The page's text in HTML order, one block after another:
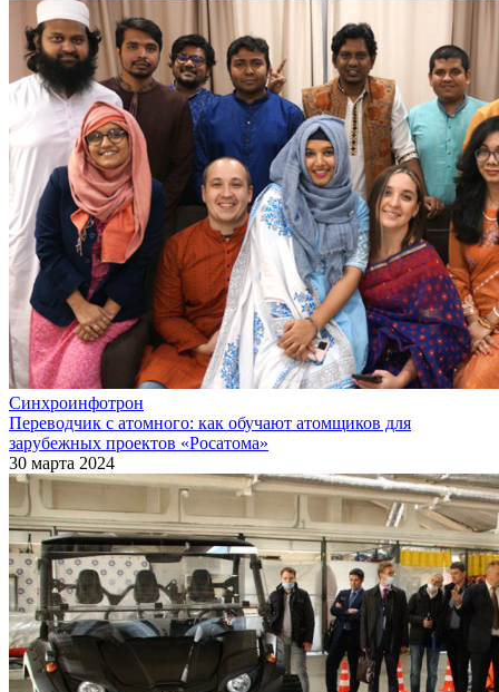
Синхроинфотрон
Переводчик с атомного: как обучают атомщиков для
зарубежных проектов «Росатома»
30 марта 2024